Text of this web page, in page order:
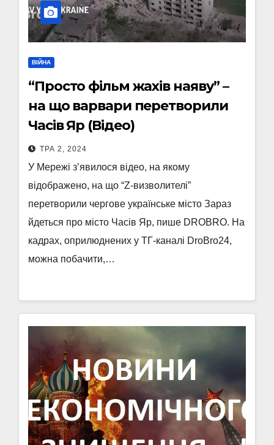
ВІЙНА
“Просто фільм жахів наяву” –
на що варвари перетворили
Часів Яр (Відео)
ТРА 2, 2024
У Мережі з’явилося відео, на якому
відображено, на що “Z-визволителі”
перетворили чергове українське місто Зараз
йдеться про місто Часів Яр, пише DROBRO. На
кадрах, оприлюднених у ТГ-каналі DroBro24,
можна побачити,…